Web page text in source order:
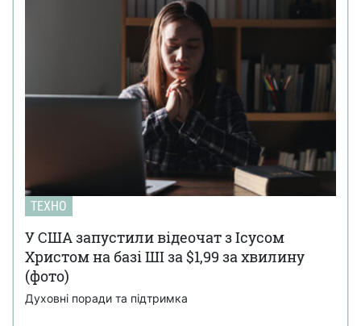
ТЕХНО
У США запустили відеочат з Ісусом
Христом на базі ШІ за $1,99 за хвилину
(фото)
Духовні поради та підтримка